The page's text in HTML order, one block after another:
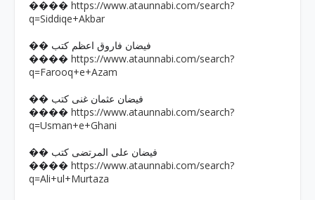
���� https://www.ataunnabi.com/search?
q=Siddiqe+Akbar
�� فیضان فاروق اعظم کتب
���� https://www.ataunnabi.com/search?
q=Farooq+e+Azam
�� فیضان عثمان غنی کتب
���� https://www.ataunnabi.com/search?
q=Usman+e+Ghani
�� فیضان علی المرتضی کتب
���� https://www.ataunnabi.com/search?
q=Ali+ul+Murtaza